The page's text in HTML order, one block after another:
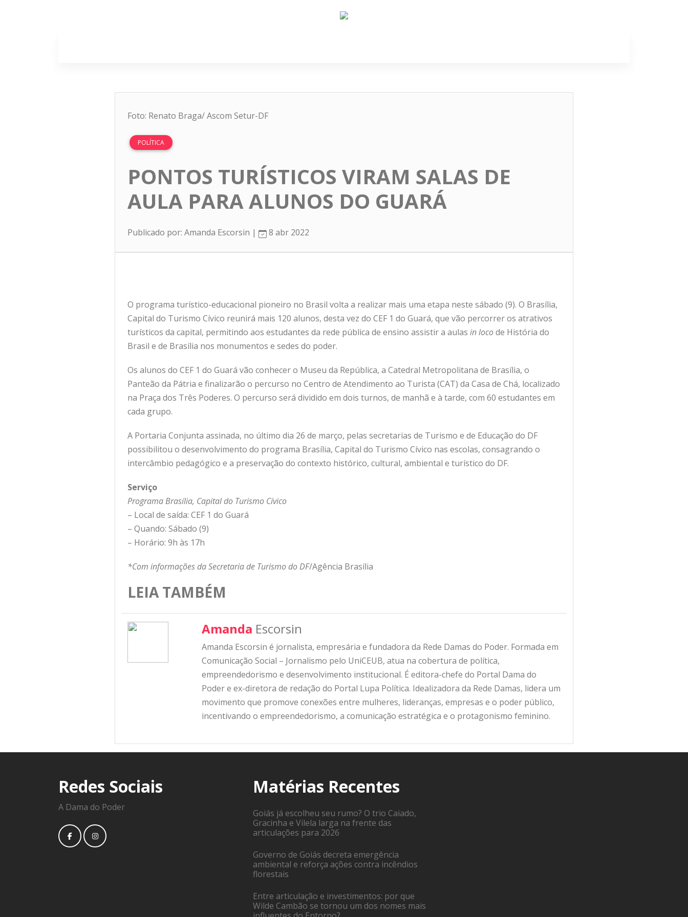
Foto: Renato Braga/ Ascom Setur-DF
POLÍTICA
PONTOS TURÍSTICOS VIRAM SALAS DE
AULA PARA ALUNOS DO GUARÁ
Publicado por: Amanda Escorsin | 8 abr 2022
O programa turístico-educacional pioneiro no Brasil volta a realizar mais uma etapa neste sábado (9). O Brasília,
Capital do Turismo Cívico reunirá mais 120 alunos, desta vez do CEF 1 do Guará, que vão percorrer os atrativos
turísticos da capital, permitindo aos estudantes da rede pública de ensino assistir a aulas in locode História do
Brasil e de Brasília nos monumentos e sedes do poder.
Os alunos do CEF 1 do Guará vão conhecer o Museu da República, a Catedral Metropolitana de Brasília, o
Panteão da Pátria e finalizarão o percurso no Centro de Atendimento ao Turista (CAT) da Casa de Chá, localizado
na Praça dos Três Poderes. O percurso será dividido em dois turnos, de manhã e à tarde, com 60 estudantes em
cada grupo.
A Portaria Conjunta assinada, no último dia 26 de março, pelas secretarias de Turismo e de Educação do DF
possibilitou o desenvolvimento do programa Brasília, Capital do Turismo Cívico nas escolas, consagrando o
intercâmbio pedagógico e a preservação do contexto histórico, cultural, ambiental e turístico do DF.
Serviço
Programa Brasília, Capital do Turismo Cívico
– Local de saída: CEF 1 do Guará
– Quando: Sábado (9)
– Horário: 9h às 17h
*Com informações da Secretaria de Turismo do DF/Agência Brasília
LEIA TAMBÉM
Amanda Escorsin
Amanda Escorsin é jornalista, empresária e fundadora da Rede Damas do Poder. Formada em
Comunicação Social – Jornalismo pelo UniCEUB, atua na cobertura de política,
empreendedorismo e desenvolvimento institucional. É editora-chefe do Portal Dama do
Poder e ex-diretora de redação do Portal Lupa Política. Idealizadora da Rede Damas, lidera um
movimento que promove conexões entre mulheres, lideranças, empresas e o poder público,
incentivando o empreendedorismo, a comunicação estratégica e o protagonismo feminino.
Redes Sociais
A Dama do Poder
Matérias Recentes
Goiás já escolheu seu rumo? O trio Caiado,
Gracinha e Vilela larga na frente das
articulações para 2026
Governo de Goiás decreta emergência
ambiental e reforça ações contra incêndios
florestais
Entre articulação e investimentos: por que
Wilde Cambão se tornou um dos nomes mais